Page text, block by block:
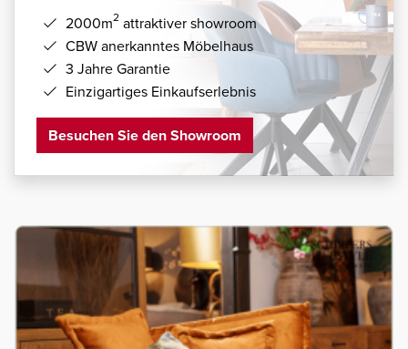
2000m2 attraktiver showroom
CBW anerkanntes Möbelhaus
3 Jahre Garantie
Einzigartiges Einkaufserlebnis
Besuchen Sie den Showroom